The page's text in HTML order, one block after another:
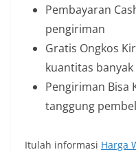
Pembayaran
pengiriman
Gratis Ongkos
kuantitas banyak
Pengiriman Bisa
tanggung
Itulah informasi Harga